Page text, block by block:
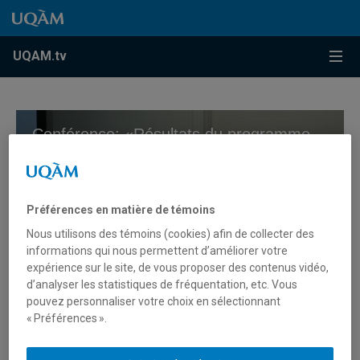
Accéder au contenu
Accéder au menu principal
Accéder à la recherche
Accéder au contenu
Accéder au menu principal
UQAM.tv
Conférence: «Résultats du programme de recherche sur l’ingénierie ontologique et le Web sémantique (PRIOWS)»
seconds
seconds
Conférence: «Résultats du
programme de recherche sur
Préférences en matière de témoins
Nous utilisons des témoins (cookies) afin de collecter des
informations qui nous permettent d’améliorer votre
expérience sur le site, de vous proposer des contenus vidéo,
d’analyser les statistiques de fréquentation, etc. Vous
pouvez personnaliser votre choix en sélectionnant
« Préférences ».